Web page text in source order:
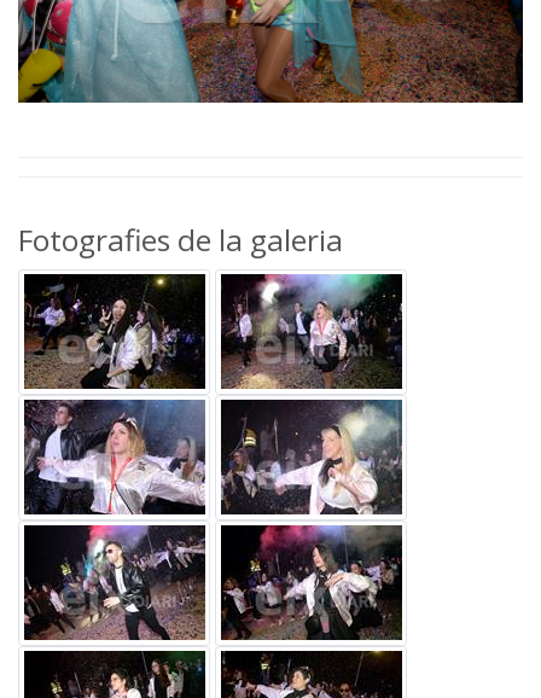
Fotografies de la galeria